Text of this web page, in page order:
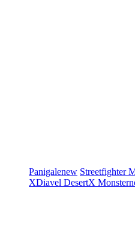
Panigalenew Streetfighter
XDiavel DesertX Monster